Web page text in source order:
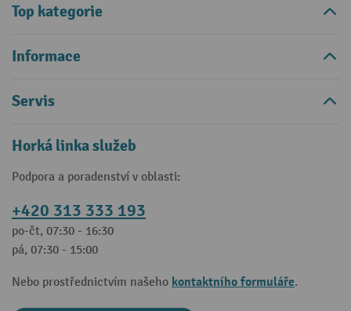
Top kategorie
Informace
Servis
Horká linka služeb
Podpora a poradenství v oblasti:
+420 313 333 193
po-čt, 07:30 - 16:30
pá, 07:30 - 15:00
Nebo prostřednictvím našeho kontaktního formuláře.